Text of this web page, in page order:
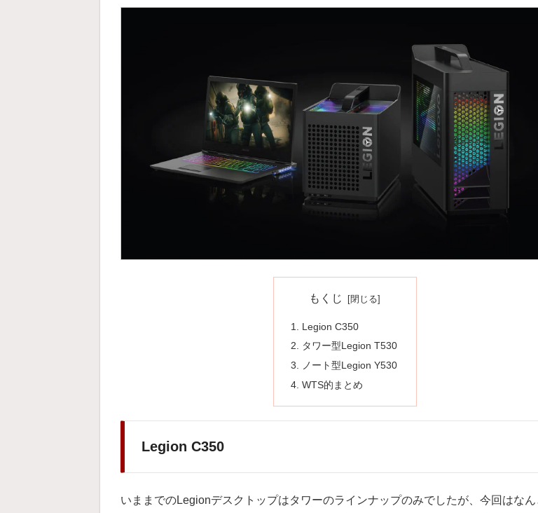
もくじ
Legion C350
タワー型Legion T530
ノート型Legion Y530
WTS的まとめ
Legion C350
いままでのLegionデスクトップはタワーのラインナップのみでしたが、今回はなん